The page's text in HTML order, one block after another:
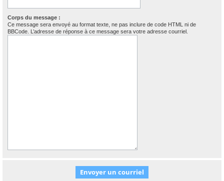
Corps du message :
Ce message sera envoyé au format texte, ne pas inclure de code HTML ni de
BBCode. L’adresse de réponse à ce message sera votre adresse courriel.